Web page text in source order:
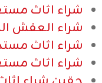
شراء اثاث
شراء العفش
شراء اثاث
شراء اثاث